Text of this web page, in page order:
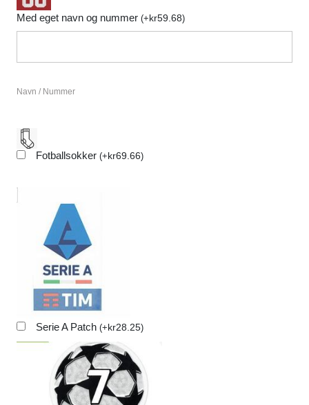
Med eget navn og nummer (+kr59.68)
Navn / Nummer
Fotballsokker (+kr69.66)
Serie A Patch (+kr28.25)